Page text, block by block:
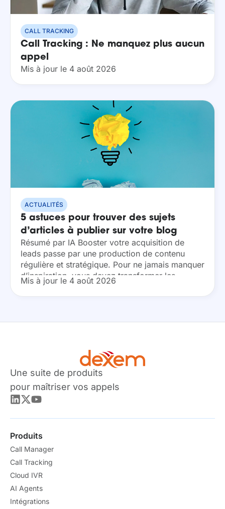
CALL TRACKING
Call Tracking : Ne manquez plus aucun
appel
Mis à jour le 4 août 2026
ACTUALITÉS
5 astuces pour trouver des sujets
d’articles à publier sur votre blog
d’entreprise
Résumé par IA Booster votre acquisition de
leads passe par une production de contenu
régulière et stratégique. Pour ne jamais manquer
d’inspiration, vous devez transformer les
besoins de vos prospects et les tendances du
marché en...
Mis à jour le 4 août 2026
Une suite de produits
pour maîtriser vos appels
Produits
Call Manager
Call Tracking
Cloud IVR
AI Agents
Intégrations